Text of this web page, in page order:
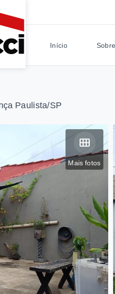
Início Sobre
Paulista/SP
Mais fotos